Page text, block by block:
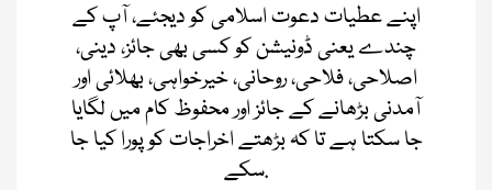
اپنے عطیات دعوت اسلامی کو دیجئے، آپ کے
چندے یعنی ڈونیشن کو کسی بھی جائز، دینی،
اصلاحی، فلاحی، روحانی، خیرخواہی، بھلائی اور
آمدنی بڑھانے کے جائز اور محفوظ کام میں لگایا
جا سکتا ہے تا کہ بڑھتے اخراجات کو پورا کیا جا
سکے.